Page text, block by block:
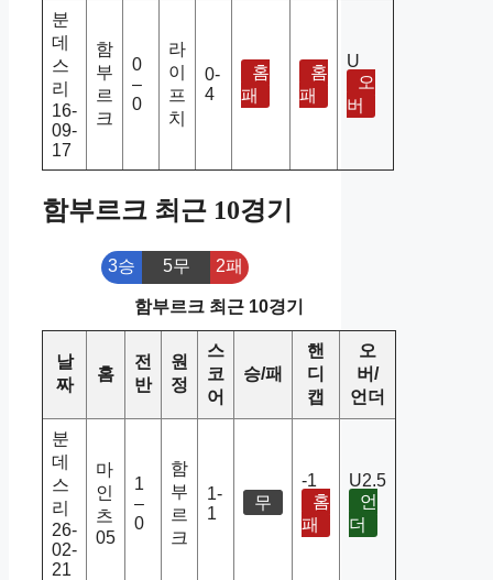
분
데
스
리
16-
09-
17
함
부
르
크
0
–
0
라
이
프
치
0-
4
홈
패
홈
패
U
오
버
함부르크 최근 10경기
3승 5무 2패
함부르크 최근 10경기
날
짜
홈
전
반
원
정
스
코
어
승/패
핸
디
캡
오
버/
언더
분
데
스
리
26-
02-
21
마
인
츠
05
1
–
0
함
부
르
크
1-
1
무
-1
홈
패
U2.5
언
더